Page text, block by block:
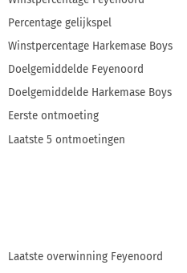
Percentage gelijkspel
Winstpercentage Harkemase Boys
Doelgemiddelde Feyenoord
Doelgemiddelde Harkemase Boys
Eerste ontmoeting
Laatste 5 ontmoetingen
Laatste overwinning Feyenoord